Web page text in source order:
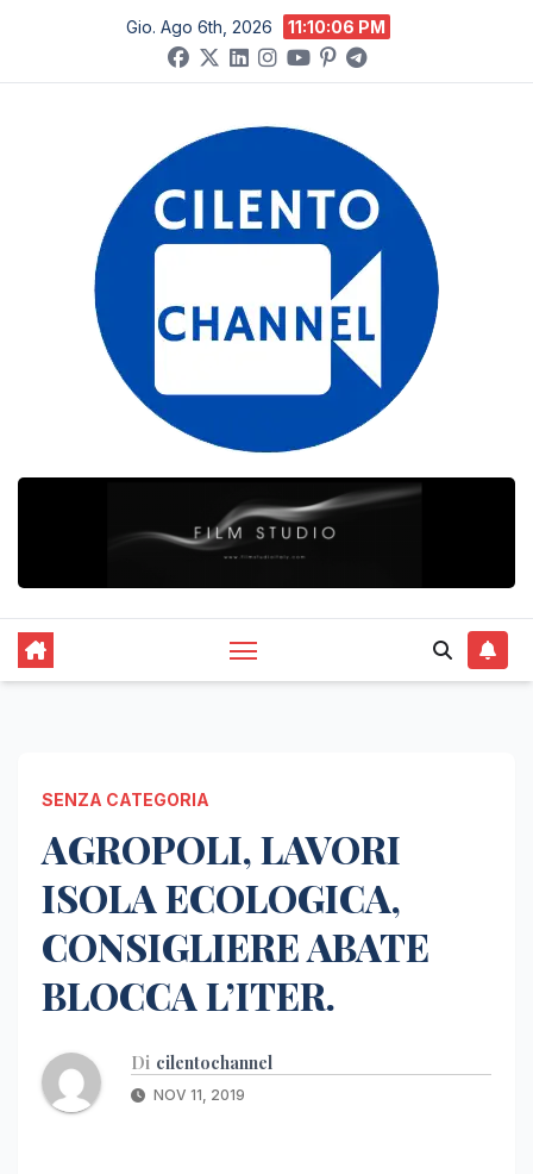
contenuto
Gio. Ago 6th, 2026 11:10:07 PM
SENZA CATEGORIA
AGROPOLI, LAVORI
ISOLA ECOLOGICA,
CONSIGLIERE ABATE
BLOCCA L’ITER.
Di cilentochannel
NOV 11, 2019